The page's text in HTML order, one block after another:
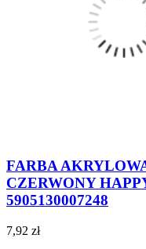
FARBA
CZERWONY
5905130007248
7,92 zł